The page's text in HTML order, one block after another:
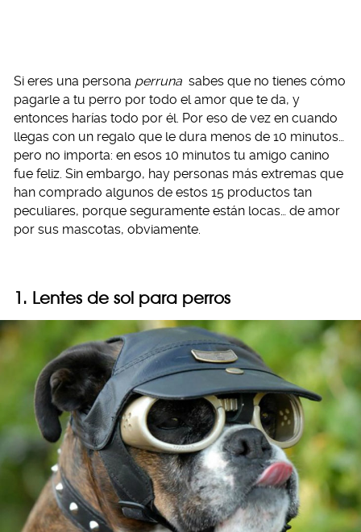
Si eres una persona perruna sabes que no tienes cómo
pagarle a tu perro por todo el amor que te da, y
entonces harías todo por él. Por eso de vez en cuando
llegas con un regalo que le dura menos de 10 minutos…
pero no importa: en esos 10 minutos tu amigo canino
fue feliz. Sin embargo, hay personas más extremas que
han comprado algunos de estos 15 productos tan
peculiares, porque seguramente están locas… de amor
por sus mascotas, obviamente.
1. Lentes de sol para perros